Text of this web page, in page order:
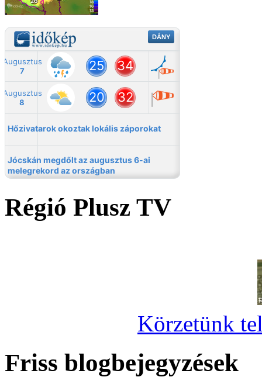
Régió Plusz TV
Körzetünk
Friss blogbejegyzések